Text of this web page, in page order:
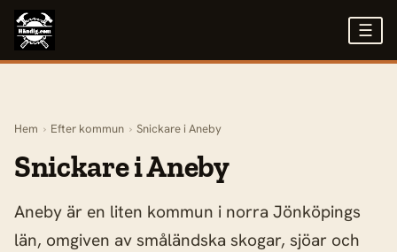
☰
Hem › Efter kommun › Snickare i Aneby
Snickare i Aneby
Aneby är en liten kommun i norra Jönköpings
län, omgiven av småländska skogar, sjöar och